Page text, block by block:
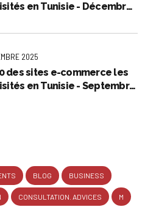
en Tunisie - Décembre
2025
des sites e-commerce les
en Tunisie - Septembre
BLOG BUSINESS
CONSULTATION. ADVICES M